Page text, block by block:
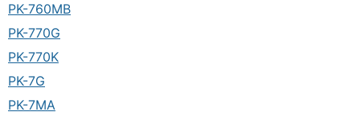
PK-760MB
PK-770G
PK-770K
PK-7G
PK-7MA